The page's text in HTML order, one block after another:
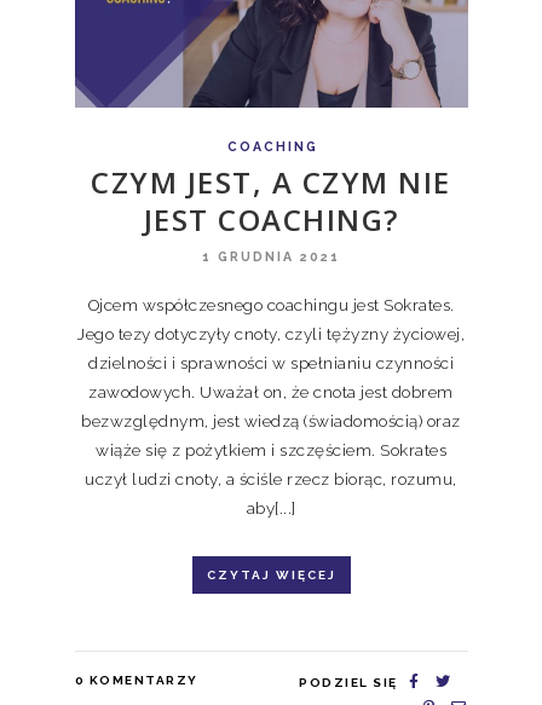
COACHING
CZYM JEST, A CZYM NIE
JEST COACHING?
1 GRUDNIA 2021
Ojcem współczesnego coachingu jest Sokrates.
Jego tezy dotyczyły cnoty, czyli tężyzny życiowej,
dzielności i sprawności w spełnianiu czynności
zawodowych. Uważał on, że cnota jest dobrem
bezwzględnym, jest wiedzą (świadomością) oraz
wiąże się z pożytkiem i szczęściem. Sokrates
uczył ludzi cnoty, a ściśle rzecz biorąc, rozumu,
aby[...]
CZYTAJ WIĘCEJ
0 KOMENTARZY PODZIEL SIĘ